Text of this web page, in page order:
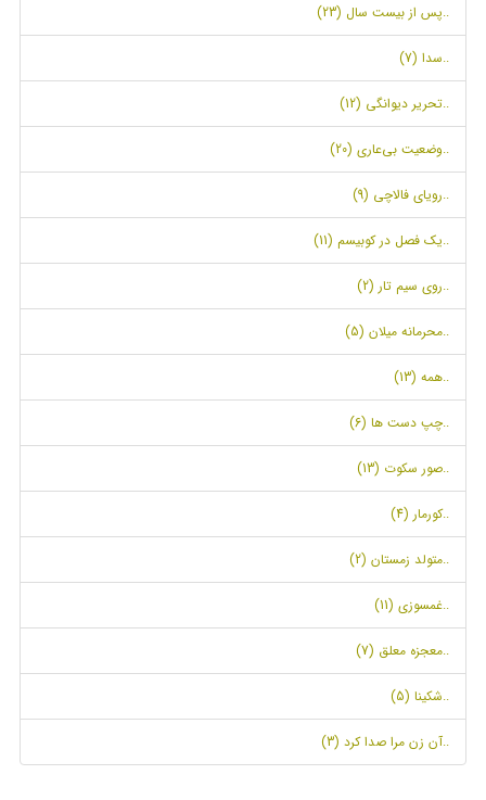
..پس از بیست سال (23)
..سدا (7)
..تحریر دیوانگی (12)
..وضعیت بی‌عاری (20)
..رویای فالاچی (9)
..یک فصل در کوبیسم (11)
..روی سیم تار (2)
..محرمانه میلان (5)
..همه (13)
..چپ دست ها (6)
..صور سکوت (13)
..کورمار (4)
..متولد زمستان (2)
..غمسوزی (11)
..معجزه معلق (7)
..شکینا (5)
..آن زن مرا صدا کرد (3)